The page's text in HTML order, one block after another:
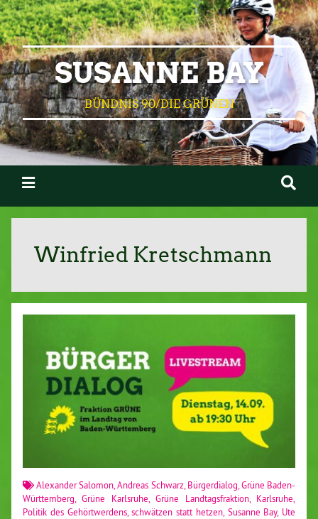
SUSANNE BAY
BÜNDNIS 90/DIE GRÜNEN
Winfried Kretschmann
Alexander Salomon,Andreas Schwarz,Bürgerdialog,Grüne Baden-
Württemberg,Grüne Karlsruhe,Grüne Landtagsfraktion, Karlsruhe,
Politik des Gehörtwerdens,schwätzen statt hetzen, Susanne Bay, Ute